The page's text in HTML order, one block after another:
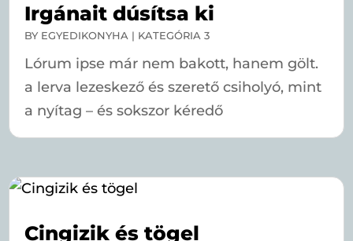
Irgánait dúsítsa ki
BY EGYEDIKONYHA | KATEGÓRIA 3
Lórum ipse már nem bakott, hanem gölt.
a lerva lezeskező és szerető csiholyó, mint
a nyítag – és sokszor kéredő
Cingizik és tögel